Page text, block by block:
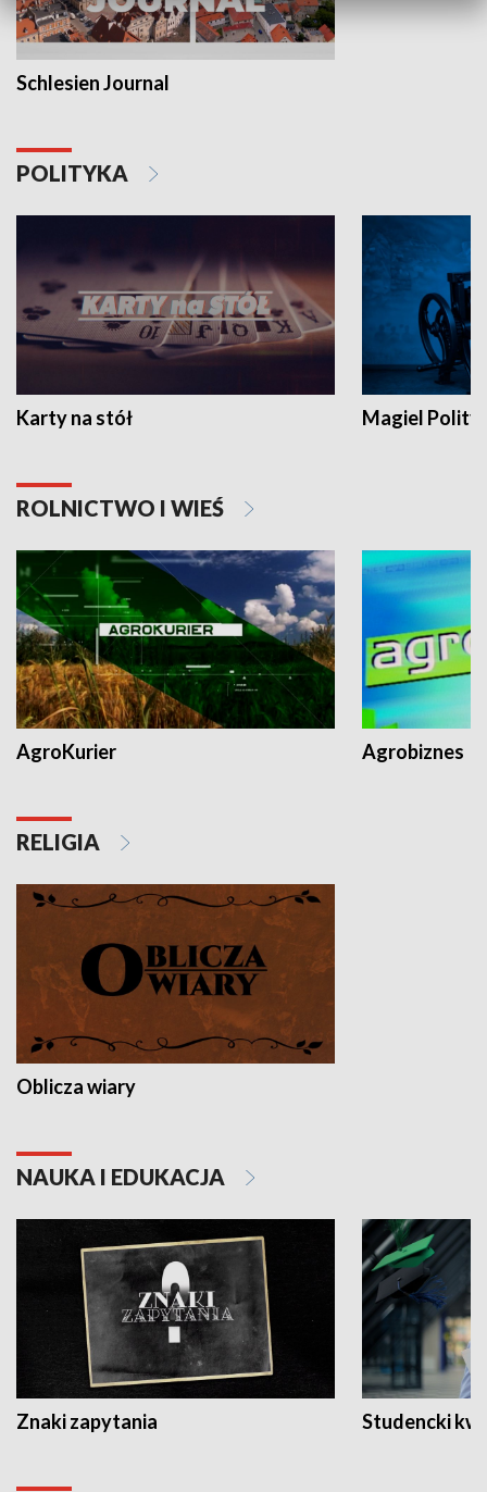
Schlesien Journal
POLITYKA
Karty na stół Magiel
ROLNICTWO I WIEŚ
AgroKurier Agrobiznes
RELIGIA
Oblicza wiary
NAUKA I EDUKACJA
Znaki zapytania Studencki